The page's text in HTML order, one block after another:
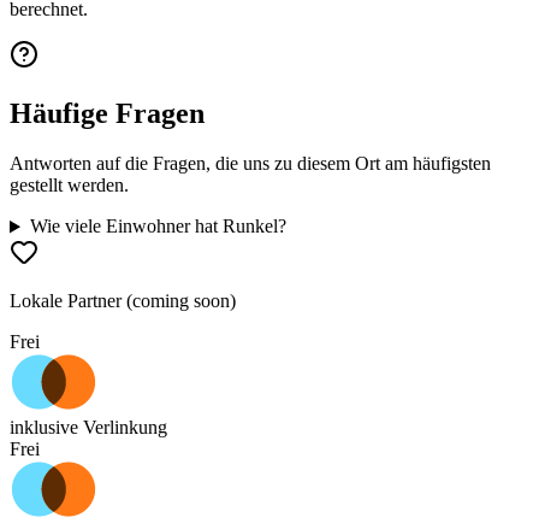
berechnet.
Häufige Fragen
Antworten auf die Fragen, die uns zu diesem Ort am häufigsten
gestellt werden.
Wie viele Einwohner hat Runkel?
Lokale Partner (coming soon)
Frei
inklusive Verlinkung
Frei